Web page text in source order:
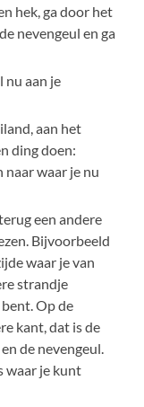
hek, ga door het
nevengeul en ga
nu aan je
aan het
ding doen:
waar je nu
een andere
Bijvoorbeeld
waar je van
strandje
Op de
kant, dat is de
de nevengeul.
waar je kunt